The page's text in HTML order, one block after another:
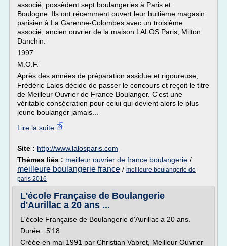
associé, possèdent sept boulangeries à Paris et
Boulogne. Ils ont récemment ouvert leur huitième magasin
parisien à La Garenne-Colombes avec un troisième
associé, ancien ouvrier de la maison LALOS Paris, Milton
Danchin.
1997
M.O.F.
Après des années de préparation assidue et rigoureuse,
Frédéric Lalos décide de passer le concours et reçoit le titre
de Meilleur Ouvrier de France Boulanger. C'est une
véritable consécration pour celui qui devient alors le plus
jeune boulanger jamais...
Lire la suite
Site : http://www.lalosparis.com
Thèmes liés : meilleur ouvrier de france boulangerie /
meilleure boulangerie france / meilleure boulangerie de
paris 2016
L'école Française de Boulangerie
d'Aurillac a 20 ans ...
L'école Française de Boulangerie d'Aurillac a 20 ans.
Durée : 5'18
Créée en mai 1991 par Christian Vabret, Meilleur Ouvrier